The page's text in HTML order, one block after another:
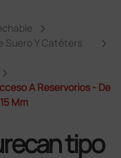
Suero Y Catéters
A Reservorios - De
Mm
tipo